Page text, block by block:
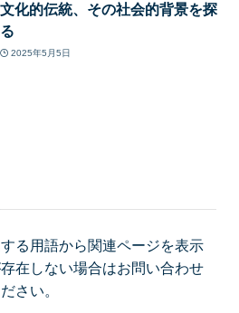
文化的伝統、その社会的背景を探
る
2025年5月5日
る用語から関連ページを表示
在しない場合はお問い合わせ
さい。